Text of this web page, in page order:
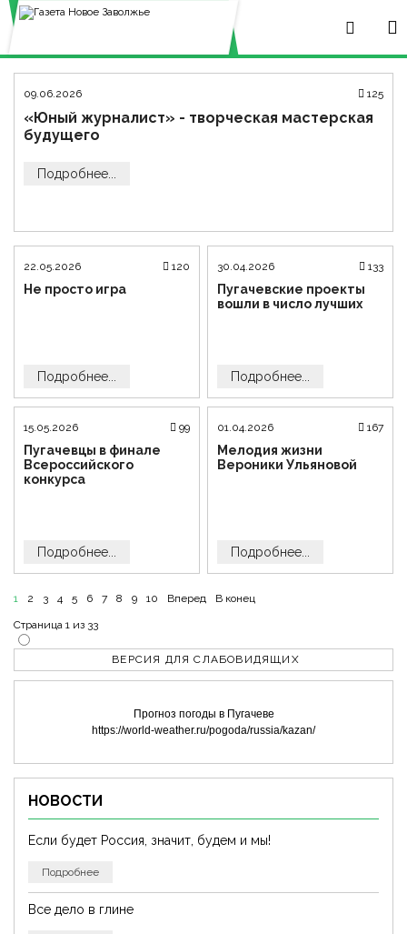
ВЕРСИЯ ДЛЯ СЛАБОВИДЯЩИХ
Прогноз погоды в Пугачеве
https://world-weather.ru/pogoda/russia/kazan/
НОВОСТИ
Если будет Россия, значит, будем и мы!
Подробнее
Все дело в глине
09.06.2026 125
«Юный журналист» - творческая мастерская
будущего
Подробнее...
22.05.2026 120
Не просто игра
Подробнее...
30.04.2026 133
Пугачевские проекты
вошли в число лучших
Подробнее...
15.05.2026 99
Пугачевцы в финале
Всероссийского
конкурса
Подробнее...
01.04.2026 167
Мелодия жизни
Вероники Ульяновой
Подробнее...
1 2 3 4 5 6 7 8 9 10 Вперед В конец
Страница 1 из 33